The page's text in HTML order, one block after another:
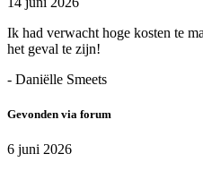
Ik had verwacht hoge kosten te
het geval te zijn!
- Daniëlle Smeets
Gevonden via forum
6 juni 2026